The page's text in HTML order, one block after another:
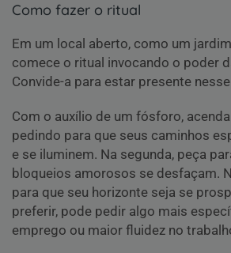
Como fazer o ritual
Em um local aberto, como um
comece o ritual invocando o poder
Convide-a para estar presente
Com o auxílio de um fósforo,
pedindo para que seus caminhos
e se iluminem. Na segunda, peça
bloqueios amorosos se desfaçam.
para que seu horizonte seja se
preferir, pode pedir algo mais
emprego ou maior fluidez no